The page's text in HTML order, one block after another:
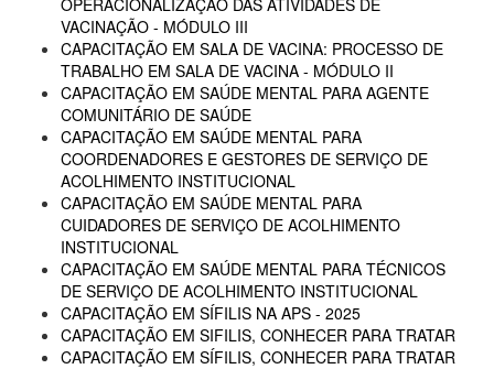
OPERACIONALIZAÇÃO DAS ATIVIDADES DE
VACINAÇÃO - MÓDULO III
CAPACITAÇÃO EM SALA DE VACINA: PROCESSO DE
TRABALHO EM SALA DE VACINA - MÓDULO II
CAPACITAÇÃO EM SAÚDE MENTAL PARA AGENTE
COMUNITÁRIO DE SAÚDE
CAPACITAÇÃO EM SAÚDE MENTAL PARA
COORDENADORES E GESTORES DE SERVIÇO DE
ACOLHIMENTO INSTITUCIONAL
CAPACITAÇÃO EM SAÚDE MENTAL PARA
CUIDADORES DE SERVIÇO DE ACOLHIMENTO
INSTITUCIONAL
CAPACITAÇÃO EM SAÚDE MENTAL PARA TÉCNICOS
DE SERVIÇO DE ACOLHIMENTO INSTITUCIONAL
CAPACITAÇÃO EM SÍFILIS NA APS - 2025
CAPACITAÇÃO EM SIFILIS, CONHECER PARA TRATAR
CAPACITAÇÃO EM SÍFILIS, CONHECER PARA TRATAR